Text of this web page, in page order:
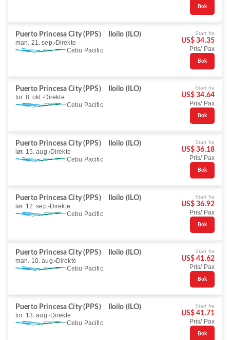
Bok
Puerto Princesa City (PPS)
Iloilo (ILO)
man. 21. sep. Direkte
Cebu Pacific
Start fra
US$ 34.35
Pris/ Pax
Bok
Puerto Princesa City (PPS)
Iloilo (ILO)
tor. 8. okt. Direkte
Cebu Pacific
Start fra
US$ 34.64
Pris/ Pax
Bok
Puerto Princesa City (PPS)
Iloilo (ILO)
lør. 15. aug. Direkte
Cebu Pacific
Start fra
US$ 36.18
Pris/ Pax
Bok
Puerto Princesa City (PPS)
Iloilo (ILO)
lør. 12. sep. Direkte
Cebu Pacific
Start fra
US$ 36.92
Pris/ Pax
Bok
Puerto Princesa City (PPS)
Iloilo (ILO)
man. 10. aug. Direkte
Cebu Pacific
Start fra
US$ 41.62
Pris/ Pax
Bok
Puerto Princesa City (PPS)
Iloilo (ILO)
tor. 13. aug. Direkte
Cebu Pacific
Start fra
US$ 41.71
Pris/ Pax
Bok